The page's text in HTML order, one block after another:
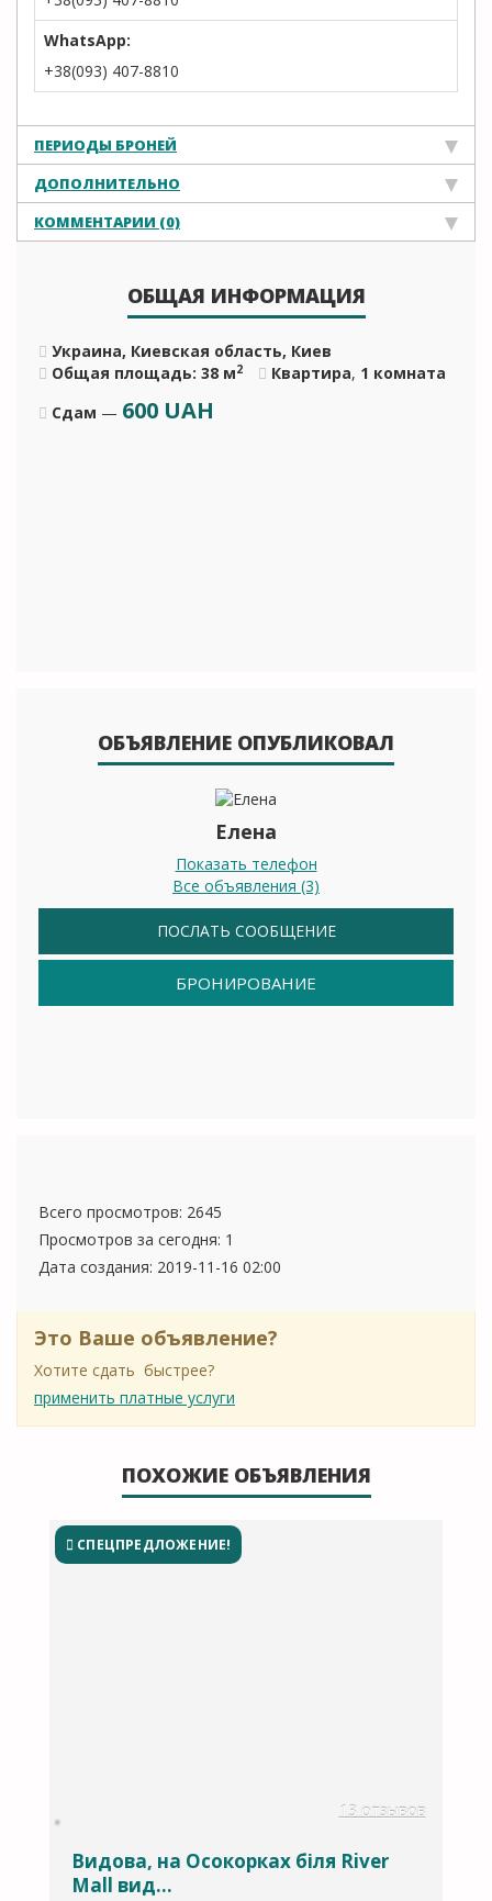
WhatsApp:
+38(093) 407-8810
ПЕРИОДЫ БРОНЕЙ
ДОПОЛНИТЕЛЬНО
КОММЕНТАРИИ (0)
ОБЩАЯ ИНФОРМАЦИЯ
Украина, Киевская область, Киев
Общая площадь: 38 м2 Квартира, 1 комната
Сдам — 600 UAH
ОБЪЯВЛЕНИЕ ОПУБЛИКОВАЛ
Елена
Показать телефон
Все объявления (3)
ПОСЛАТЬ СООБЩЕНИЕ
БРОНИРОВАНИЕ
Всего просмотров: 2645
Просмотров за сегодня: 1
Дата создания: 2019-11-16 02:00
Это Ваше объявление?
Хотите сдать быстрее?
применить платные услуги
ПОХОЖИЕ ОБЪЯВЛЕНИЯ
СПЕЦПРЕДЛОЖЕНИЕ!
13 отзывов
Видова, на Осокорках біля River
Mall вид...